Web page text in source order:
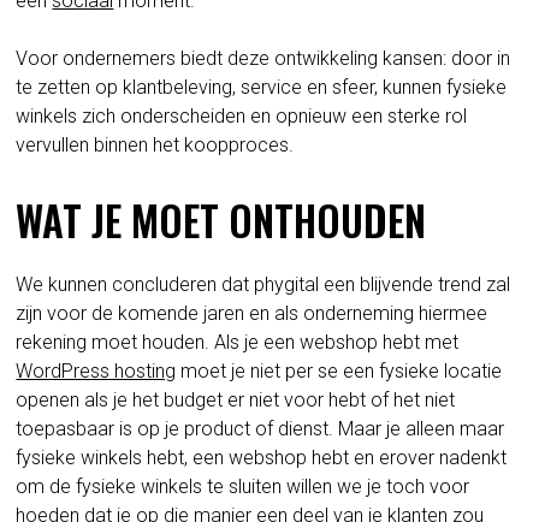
Voor ondernemers biedt deze ontwikkeling kansen: door in
te zetten op klantbeleving, service en sfeer, kunnen fysieke
winkels zich onderscheiden en opnieuw een sterke rol
vervullen binnen het koopproces.
WAT JE MOET ONTHOUDEN
We kunnen concluderen dat phygital een blijvende trend zal
zijn voor de komende jaren en als onderneming hiermee
rekening moet houden. Als je een webshop hebt met
WordPress hosting moet je niet per se een fysieke locatie
openen als je het budget er niet voor hebt of het niet
toepasbaar is op je product of dienst. Maar je alleen maar
fysieke winkels hebt, een webshop hebt en erover nadenkt
om de fysieke winkels te sluiten willen we je toch voor
hoeden dat je op die manier een deel van je klanten zou